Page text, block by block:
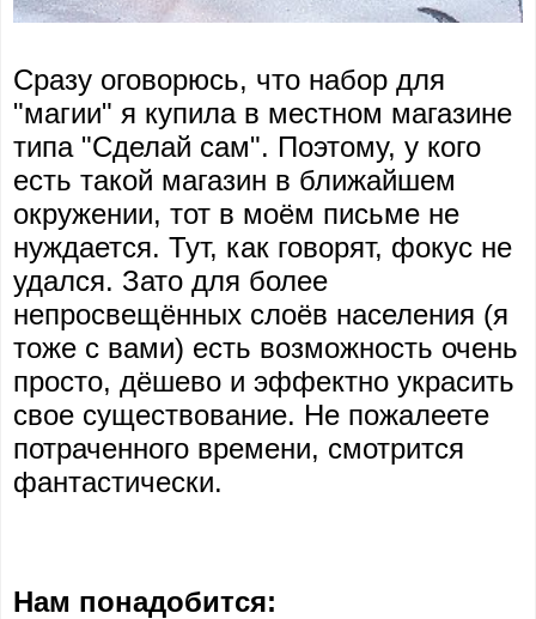
Сразу оговорюсь, что набор для
"магии" я купила в местном магазине
типа "Сделай сам". Поэтому, у кого
есть такой магазин в ближайшем
окружении, тот в моём письме не
нуждается. Тут, как говорят, фокус не
удался. Зато для более
непросвещённых слоёв населения (я
тоже с вами) есть возможность очень
просто, дёшево и эффектно украсить
свое существование. Не пожалеете
потраченного времени, смотрится
фантастически.
Нам понадобится: